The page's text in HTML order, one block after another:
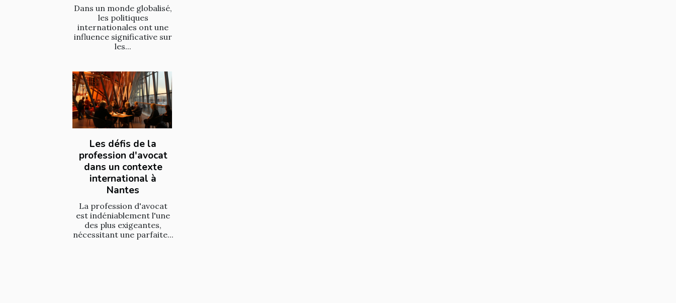
Dans un monde globalisé,
les politiques
internationales ont une
influence significative sur
les...
Les défis de la
profession d'avocat
dans un contexte
international à
Nantes
La profession d'avocat
est indéniablement l'une
des plus exigeantes,
nécessitant une parfaite...